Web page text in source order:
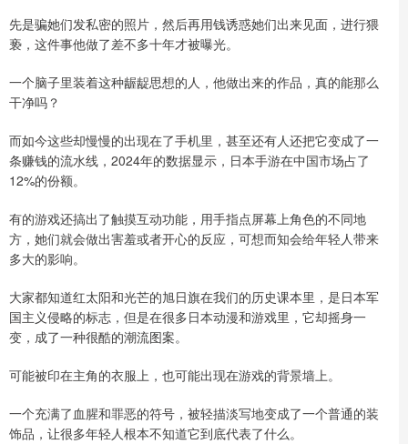
先是骗她们发私密的照片，然后再用钱诱惑她们出来见面，进行猥
亵，这件事他做了差不多十年才被曝光。
一个脑子里装着这种龌龊思想的人，他做出来的作品，真的能那么
干净吗？
而如今这些却慢慢的出现在了手机里，甚至还有人还把它变成了一
条赚钱的流水线，2024年的数据显示，日本手游在中国市场占了
12%的份额。
有的游戏还搞出了触摸互动功能，用手指点屏幕上角色的不同地
方，她们就会做出害羞或者开心的反应，可想而知会给年轻人带来
多大的影响。
大家都知道红太阳和光芒的旭日旗在我们的历史课本里，是日本军
国主义侵略的标志，但是在很多日本动漫和游戏里，它却摇身一
变，成了一种很酷的潮流图案。
可能被印在主角的衣服上，也可能出现在游戏的背景墙上。
一个充满了血腥和罪恶的符号，被轻描淡写地变成了一个普通的装
饰品，让很多年轻人根本不知道它到底代表了什么。